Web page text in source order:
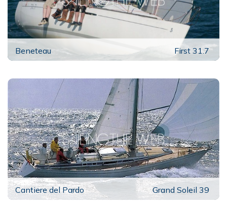
Beneteau First 31.7
Cantiere del Pardo Grand Soleil 39